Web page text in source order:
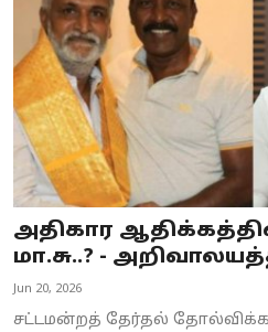
World
Astrology
Spirituality
Weather
Politics
அதிகார
மா.சு..? -
Jun 20, 2026
சட்டமன்றத் தேர்தல்